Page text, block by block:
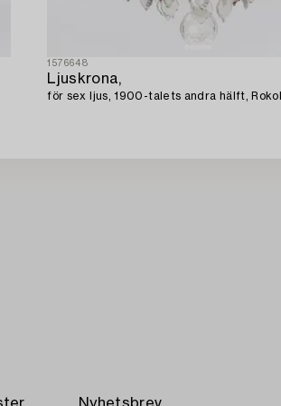
1576648
Ljuskrona,
för sex ljus, 1900-talets andra hälft,